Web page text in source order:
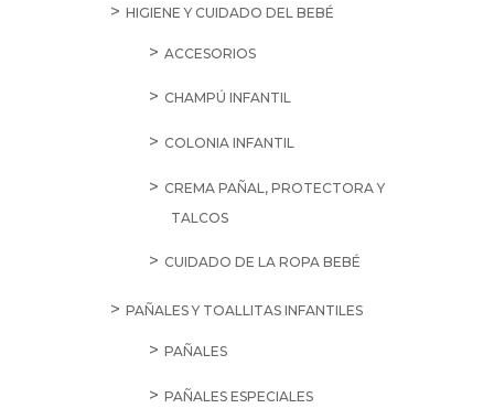
HIGIENE Y CUIDADO DEL BEBÉ
ACCESORIOS
CHAMPÚ INFANTIL
COLONIA INFANTIL
CREMA PAÑAL, PROTECTORA Y
TALCOS
CUIDADO DE LA ROPA BEBÉ
PAÑALES Y TOALLITAS INFANTILES
PAÑALES
PAÑALES ESPECIALES